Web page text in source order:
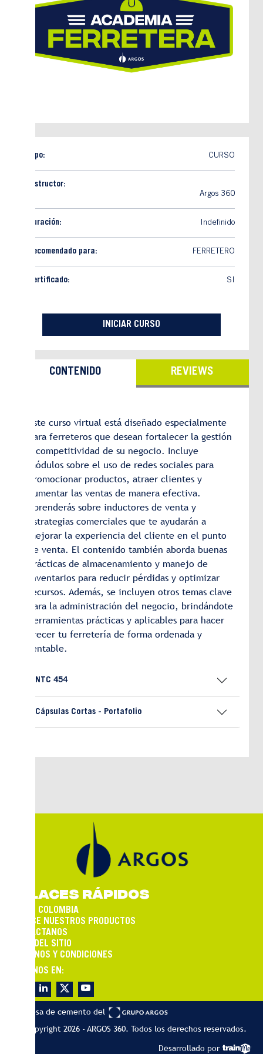
Tipo: CURSO
Instructor:
Argos 360
Duración: Indefinido
Recomendado para: FERRETERO
Certificado: SI
INICIAR CURSO
CONTENIDO REVIEWS
Este curso virtual está diseñado especialmente
para ferreteros que desean fortalecer la gestión
y competitividad de su negocio. Incluye
módulos sobre el uso de redes sociales para
promocionar productos, atraer clientes y
aumentar las ventas de manera efectiva.
Aprenderás sobre inductores de venta y
estrategias comerciales que te ayudarán a
mejorar la experiencia del cliente en el punto
de venta. El contenido también aborda buenas
prácticas de almacenamiento y manejo de
inventarios para reducir pérdidas y optimizar
recursos. Además, se incluyen otros temas clave
para la administración del negocio, brindándote
herramientas prácticas y aplicables para hacer
crecer tu ferretería de forma ordenada y
rentable.
NTC 454
Cápsulas Cortas - Portafolio
ENLACES RÁPIDOS
ARGOS COLOMBIA
CONOCE NUESTROS PRODUCTOS
CONTÁCTANOS
MAPA DEL SITIO
TÉRMINOS Y CONDICIONES
SÍGUENOS EN:
Empresa de cemento del
© Copyright 2026 - ARGOS 360. Todos los derechos reservados.
Desarrollado por